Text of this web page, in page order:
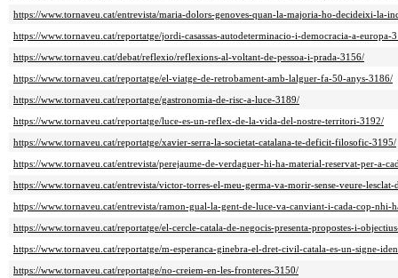
https://www.tornaveu.cat/entrevista/maria-dolors-genoves-quan-la-majoria-ho-decideixi-la-
https://www.tornaveu.cat/reportatge/jordi-casassas-autodeterminacio-i-democracia-a-europa-
https://www.tornaveu.cat/debat/reflexio/reflexions-al-voltant-de-pessoa-i-prada-3156/
https://www.tornaveu.cat/reportatge/el-viatge-de-retrobament-amb-lalguer-fa-50-anys-3186/
https://www.tornaveu.cat/reportatge/gastronomia-de-risc-a-luce-3189/
https://www.tornaveu.cat/reportatge/luce-es-un-reflex-de-la-vida-del-nostre-territori-3192/
https://www.tornaveu.cat/reportatge/xavier-serra-la-societat-catalana-te-deficit-filosofic-3195/
https://www.tornaveu.cat/entrevista/perejaume-de-verdaguer-hi-ha-material-reservat-per-a-
https://www.tornaveu.cat/entrevista/victor-torres-el-meu-germa-va-morir-sense-veure-
https://www.tornaveu.cat/entrevista/ramon-gual-la-gent-de-luce-va-canviant-i-cada-cop-nhi-
https://www.tornaveu.cat/reportatge/el-cercle-catala-de-negocis-presenta-propostes-i-
https://www.tornaveu.cat/reportatge/m-esperanca-ginebra-el-dret-civil-catala-es-un-signe-
https://www.tornaveu.cat/reportatge/no-creiem-en-les-fronteres-3150/